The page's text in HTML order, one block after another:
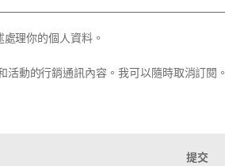
處理你的個人資料。
動的行銷通訊內容。我可以隨時取消訂閱。
提交